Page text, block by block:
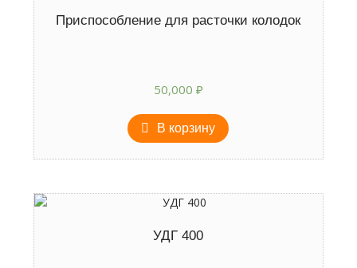
Приспособление для расточки колодок
50,000 ₽
В корзину
УДГ 400